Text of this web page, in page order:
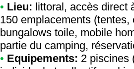
• Lieu: littoral, accès direct
150 emplacements
bungalows toile, mobile
partie du camping,
• Equipements: 2 piscines